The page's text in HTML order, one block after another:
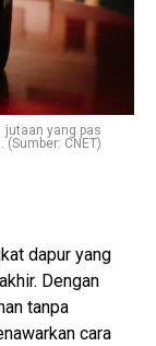
jutaan yang pas
CNET)
dapur yang
Dengan
tanpa
cara